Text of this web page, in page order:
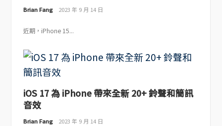
Brian Fang 2023 年 9 月 14 日
近期，iPhone 15...
iOS 17 為 iPhone 帶來全新 20+ 鈴聲和簡訊
音效
Brian Fang 2023 年 9 月 14 日